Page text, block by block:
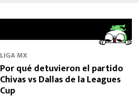
LIGA MX
Por qué detuvieron el partido
Chivas vs Dallas de la Leagues
Cup